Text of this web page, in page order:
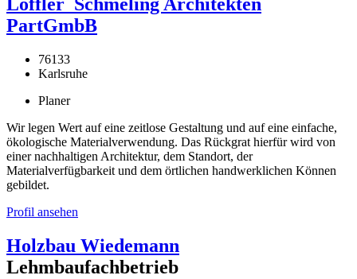
Löffler_Schmeling Architekten
PartGmbB
76133
Karlsruhe
Planer
Wir legen Wert auf eine zeitlose Gestaltung und auf eine einfache,
ökologische Materialverwendung. Das Rückgrat hierfür wird von
einer nachhaltigen Architektur, dem Standort, der
Materialverfügbarkeit und dem örtlichen handwerklichen Können
gebildet.
Profil ansehen
Holzbau Wiedemann
Lehmbaufachbetrieb